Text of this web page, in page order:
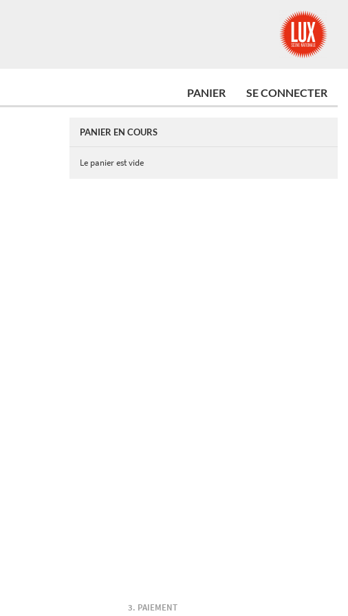
PANIER SE CONNECTER
PANIER EN COURS
Le panier est vide
PAIEMENT